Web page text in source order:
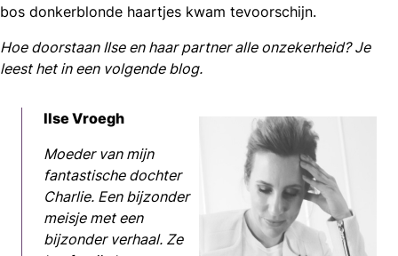
bos donkerblonde haartjes kwam tevoorschijn.
Hoe doorstaan Ilse en haar partner alle onzekerheid? Je
leest het in een volgende blog.
Ilse Vroegh
Moeder van mijn
fantastische dochter
Charlie. Een bijzonder
meisje met een
bijzonder verhaal. Ze